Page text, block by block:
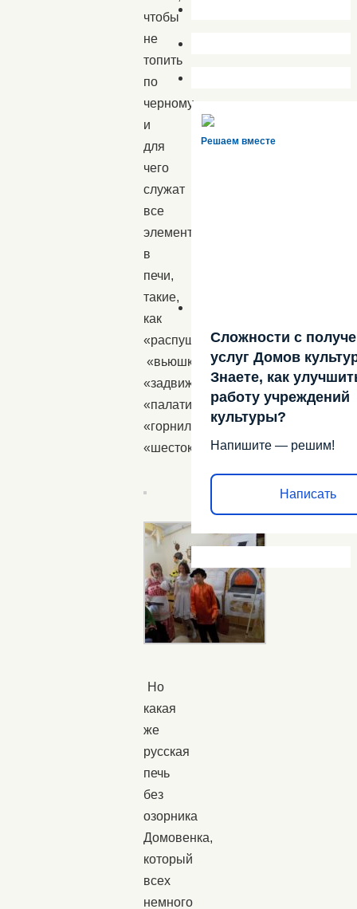
чтобы
не
топить
по
черному
и
для
чего
служат
все
элементы
в
печи,
такие,
как
«распушка»,
«вьюшка»,
«задвижка»,
«палати»
«горнило»,
«шесток».
Но
какая
же
русская
печь
без
озорника
Домовенка,
который
всех
немного
Решаем вместе
Сложности с
услуг Домов
Знаете, как
работу учреждений
культуры?
Напишите — решим!
Написать